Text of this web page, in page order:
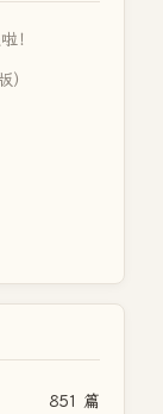
！
）
851 篇